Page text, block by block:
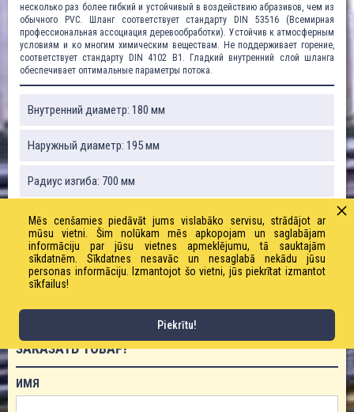
несколько раз более гибкий и устойчивый в воздействию абразивов, чем из
обычного PVC. Шланг соответствует стандарту DIN 53516 (Всемирная
профессиональная ассоциация деревообработки). Устойчив к атмосферным
условиям и ко многим химическим веществам. Не поддерживает горение,
соответствует стандарту DIN 4102 B1. Гладкий внутренний слой шланга
обеспечивает оптимальные параметры потока.
Внутренний диаметр: 180 мм
Наружный диаметр: 195 мм
Радиус изгиба: 700 мм
Вакуум: 0,77 бар
Вес: 5400 г / м
Рабочее давление: 1,2 бар
ЗАКАЗАТЬ ТОВАР!
ИМЯ
Mēs cenšamies piedāvāt jums vislabāko servisu, strādājot ar
mūsu vietni. Šim nolūkam mēs apkopojam un saglabājam
informāciju par jūsu vietnes apmeklējumu, tā sauktajām
sīkdatnēm. Sīkdatnes nesavāc un nesaglabā nekādu jūsu
personas informāciju. Izmantojot šo vietni, jūs piekrītat izmantot
sīkfailus!
Piekrītu!